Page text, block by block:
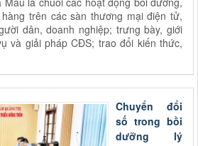
trên các sàn thương mại điện tử,
dân, doanh nghiệp; trưng bày, giới
và giải pháp CĐS; trao đổi kiến thức,
Chuyển đổi
số trong bồi
dưỡng lý